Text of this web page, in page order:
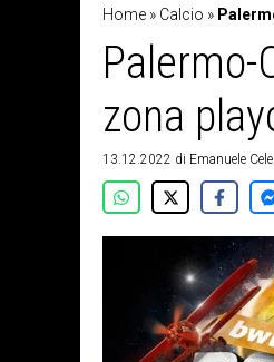
Home » Calcio »
Palermo-
zona
13.12.2022 di Emanuele